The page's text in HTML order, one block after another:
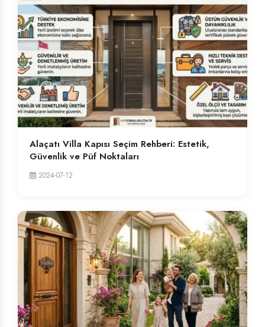
Alaçatı Villa Kapısı Seçim Rehberi: Estetik,
Güvenlik ve Püf Noktaları
2024-07-12